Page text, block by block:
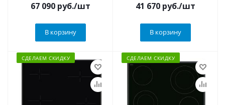
67 090 руб./шт
В корзину
41 670 руб./шт
В корзину
СДЕЛАЕМ СКИДКУ СДЕЛАЕМ СКИДКУ